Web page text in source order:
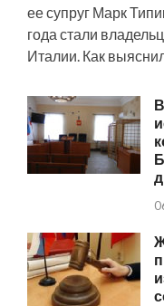
ее супруг Марк
года стали
Италии. Как